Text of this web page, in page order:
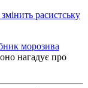
расистську
морозива
нагадує про